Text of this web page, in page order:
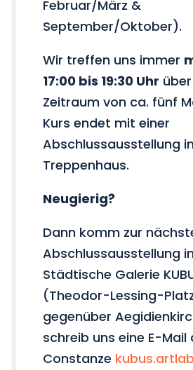
Februar/März &
September/Oktober).
Wir treffen uns immer
17:00 bis 19:30 Uhr
Zeitraum von ca. fünf
Kurs endet mit einer
Abschlussausstellung
Treppenhaus.
Neugierig?
Dann komm zur
Abschlussausstellung
Städtische Galerie
(Theodor-Lessing-
gegenüber
schreib uns eine E-Mail
Constanze